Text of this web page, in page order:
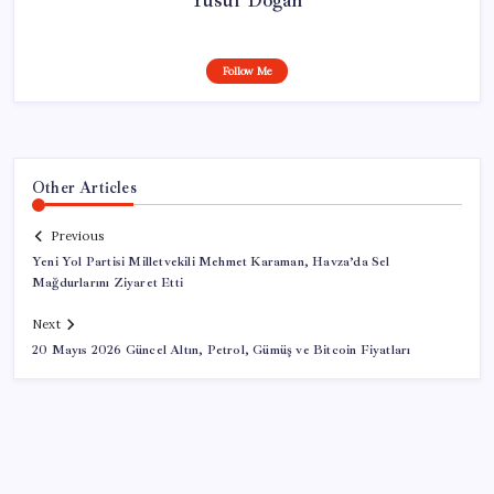
Follow Me
Other Articles
Previous
Yeni Yol Partisi Milletvekili Mehmet Karaman, Havza’da Sel
Mağdurlarını Ziyaret Etti
Next
20 Mayıs 2026 Güncel Altın, Petrol, Gümüş ve Bitcoin Fiyatları